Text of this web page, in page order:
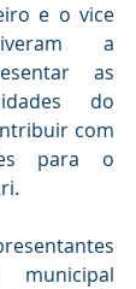
e o vice
a
as
do
com
para o